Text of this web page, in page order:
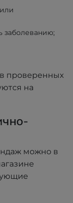
заболеванию;
проверенных
на
можно в